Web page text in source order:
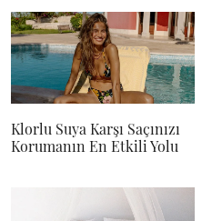
Klorlu Suya Karşı Saçınızı
Korumanın En Etkili Yolu